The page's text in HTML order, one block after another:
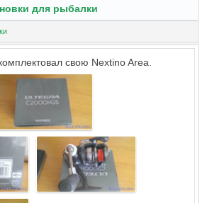
для рыбалки
свою Nextino Area.